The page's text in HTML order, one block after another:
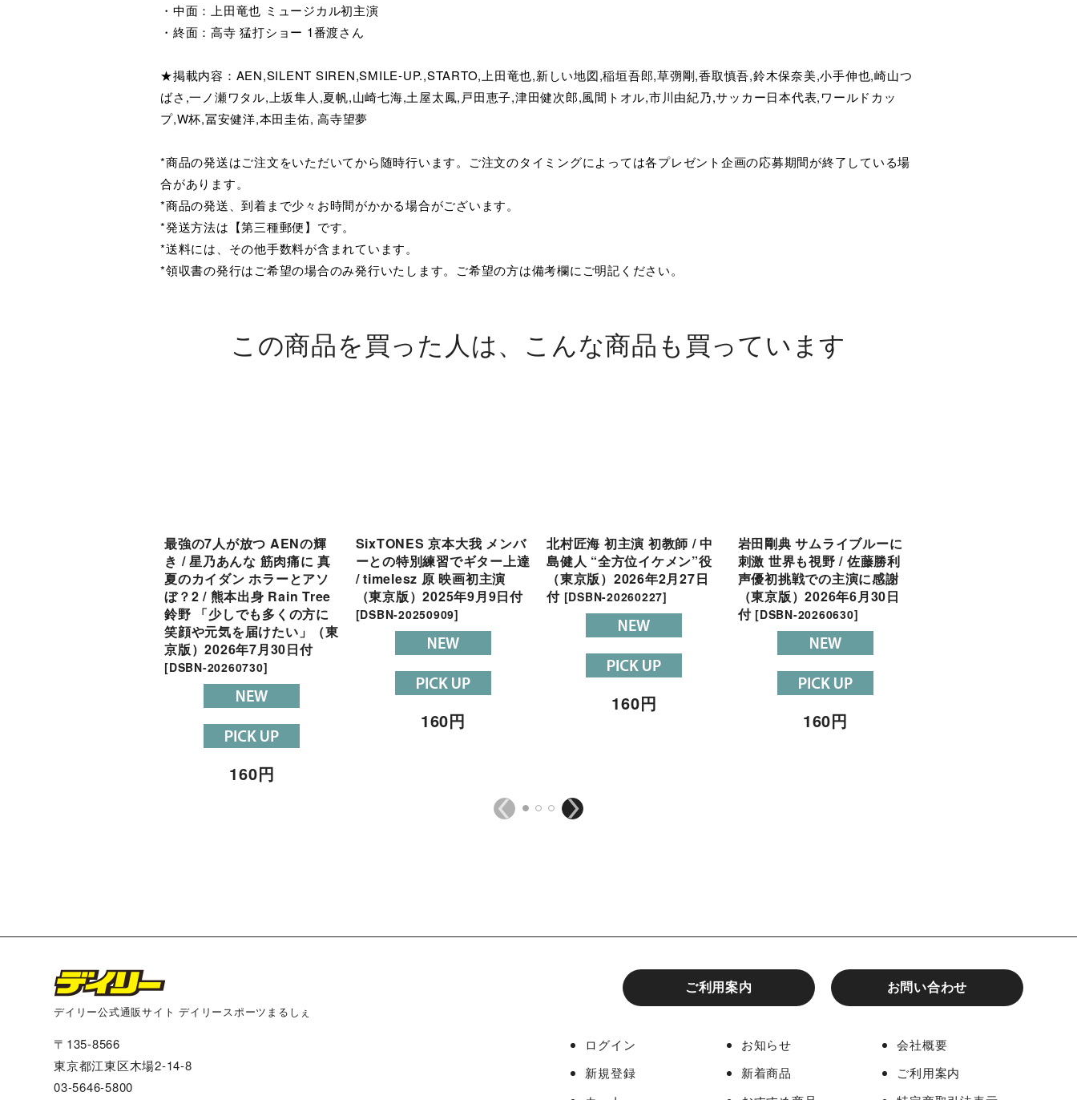
・中面：上田竜也 ミュージカル初主演
・終面：高寺 猛打ショー 1番渡さん
★掲載内容：AEN,SILENT SIREN,SMILE-UP.,STARTO,上田竜也,新しい地図,稲垣吾郎,草彅剛,香取慎吾,鈴木保奈美,小手伸也,崎山つ
ばさ,一ノ瀬ワタル,上坂隼人,夏帆,山崎七海,土屋太鳳,戸田恵子,津田健次郎,風間トオル,市川由紀乃,サッカー日本代表,ワールドカッ
プ,W杯,冨安健洋,本田圭佑, 高寺望夢
*商品の発送はご注文をいただいてから随時行います。ご注文のタイミングによっては各プレゼント企画の応募期間が終了している場
合があります。
*商品の発送、到着まで少々お時間がかかる場合がございます。
*発送方法は【第三種郵便】です。
*送料には、その他手数料が含まれています。
*領収書の発行はご希望の場合のみ発行いたします。ご希望の方は備考欄にご明記ください。
この商品を買った人は、こんな商品も買っています
最強の7人が放つ AENの輝
き / 星乃あんな 筋肉痛に 真
夏のカイダン ホラーとアソ
ぼ？2 / 熊本出身 Rain Tree
鈴野 「少しでも多くの方に
笑顔や元気を届けたい」（東
京版）2026年7月30日付
[DSBN-20260730]
160円
SixTONES 京本大我 メンバ
ーとの特別練習でギター上達
/ timelesz 原 映画初主演
（東京版）2025年9月9日付
[DSBN-20250909]
160円
北村匠海 初主演 初教師 / 中
島健人 “全方位イケメン”役
（東京版）2026年2月27日
付 [DSBN-20260227]
160円
岩田剛典 サムライブルーに
刺激 世界も視野 / 佐藤勝利
声優初挑戦での主演に感謝
（東京版）2026年6月30日
付 [DSBN-20260630]
160円
デイリー公式通販サイト デイリースポーツまるしぇ
〒135-8566
東京都江東区木場2-14-8
03-5646-5800
ご利用案内 お問い合わせ
ログイン
新規登録
お知らせ
新着商品
会社概要
ご利用案内